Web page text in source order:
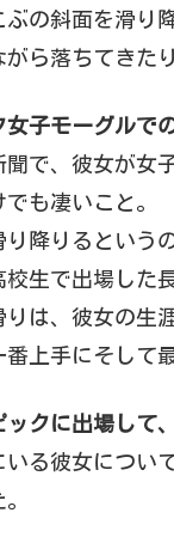
ぶの斜面を滑り
ら落ちてきた
子モーグルで
で、彼女が女
も凄いこと。
降りるという
校生で出場した
りは、彼女の生
上手にそして
クに出場して
る彼女について